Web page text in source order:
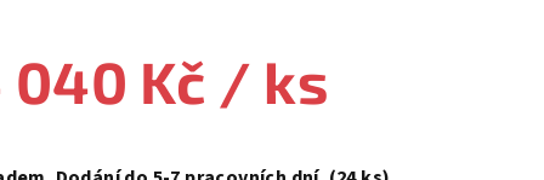
040 Kč / ks